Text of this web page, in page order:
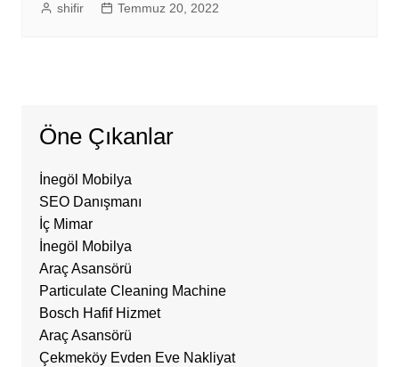
shifir Temmuz 20, 2022
Öne Çıkanlar
İnegöl Mobilya
SEO Danışmanı
İç Mimar
İnegöl Mobilya
Araç Asansörü
Particulate Cleaning Machine
Bosch Hafif Hizmet
Araç Asansörü
Çekmeköy Evden Eve Nakliyat